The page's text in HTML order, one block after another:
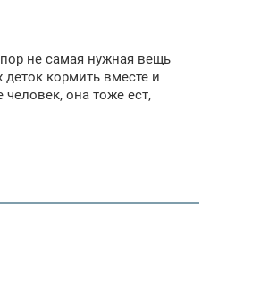
не самая нужная вещь
кормить вместе и
она тоже ест,